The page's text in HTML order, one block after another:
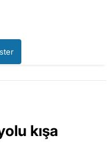
kışa